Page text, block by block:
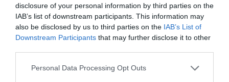
disclosure of your personal information by third parties on the
IAB’s list of downstream participants. This information may
also be disclosed by us to third parties on the IAB’s List of
Downstream Participants that may further disclose it to other
Personal Data Processing Opt Outs
3 fő
jelentkezése
esetén*
(-15%)
97 900 HUF+ Áfa/fő